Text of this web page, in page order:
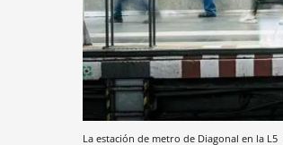
La estación de metro de Diagonal en la L5